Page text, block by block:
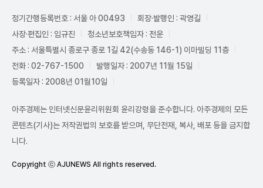
정기간행등록번호 : 서울 아 00493
회장·발행인 : 곽영길
사장·편집인 : 임규진
청소년보호책임자 : 전운
주소 : 서울특별시 종로구 종로 1길 42(수송동 146-1) 이마빌딩 11층
전화 : 02-767-1500
발행일자 : 2007년 11월 15일
등록일자 : 2008년 01월10일
아주경제는 인터넷신문윤리위원회 윤리강령을 준수합니다. 아주경제의 모든
콘텐츠(기사)는 저작권법의 보호를 받으며, 무단전재, 복사, 배포 등을 금지합
니다.
Copyright ⓒ AJUNEWS All rights reserved.